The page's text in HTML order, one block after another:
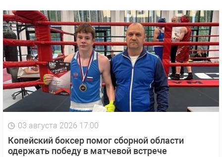
03 августа 2026 17:00
Копейский боксер помог сборной области
одержать победу в матчевой встрече